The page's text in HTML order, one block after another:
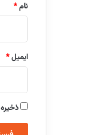
نام*
ایمیل*